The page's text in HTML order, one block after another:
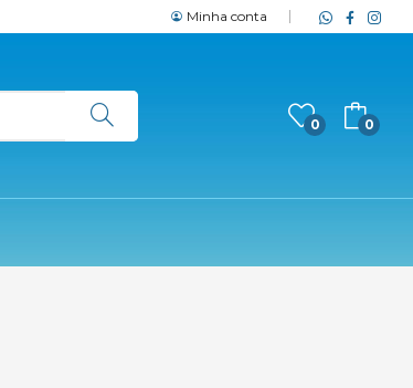
Minha conta
0 0